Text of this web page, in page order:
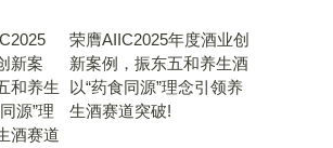
荣膺AIIC2025年度酒业创
新案例，振东五和养生酒
以“药食同源”理念引领养
生酒赛道突破!